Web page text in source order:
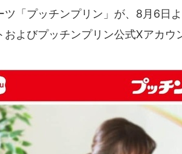
ツ「プッチンプリン」が、8月6日
およびプッチンプリン公式Xアカウ